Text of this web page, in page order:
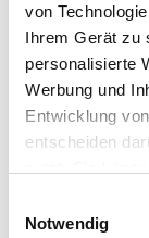
von
Ihrem Gerät zu
personalisierte
Werbung und
Entwicklung
entscheiden
Trigger Symbol
Notwendig
13.06.2026 UM 09:19,
In Taufkirchen
getötet und
wurde in einer